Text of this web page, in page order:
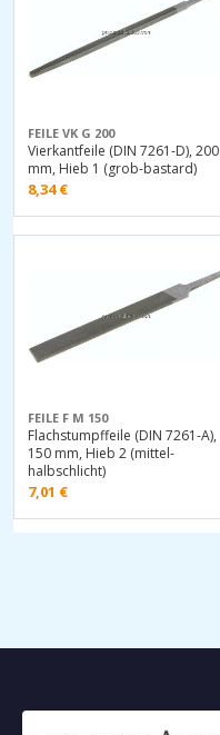
FEILE VK G 200
Vierkantfeile (DIN 7261-D), 200
mm, Hieb 1 (grob-bastard)
8,34€
FEILE F M 150
Flachstumpffeile (DIN 7261-A),
150 mm, Hieb 2 (mittel-
halbschlicht)
7,01 €